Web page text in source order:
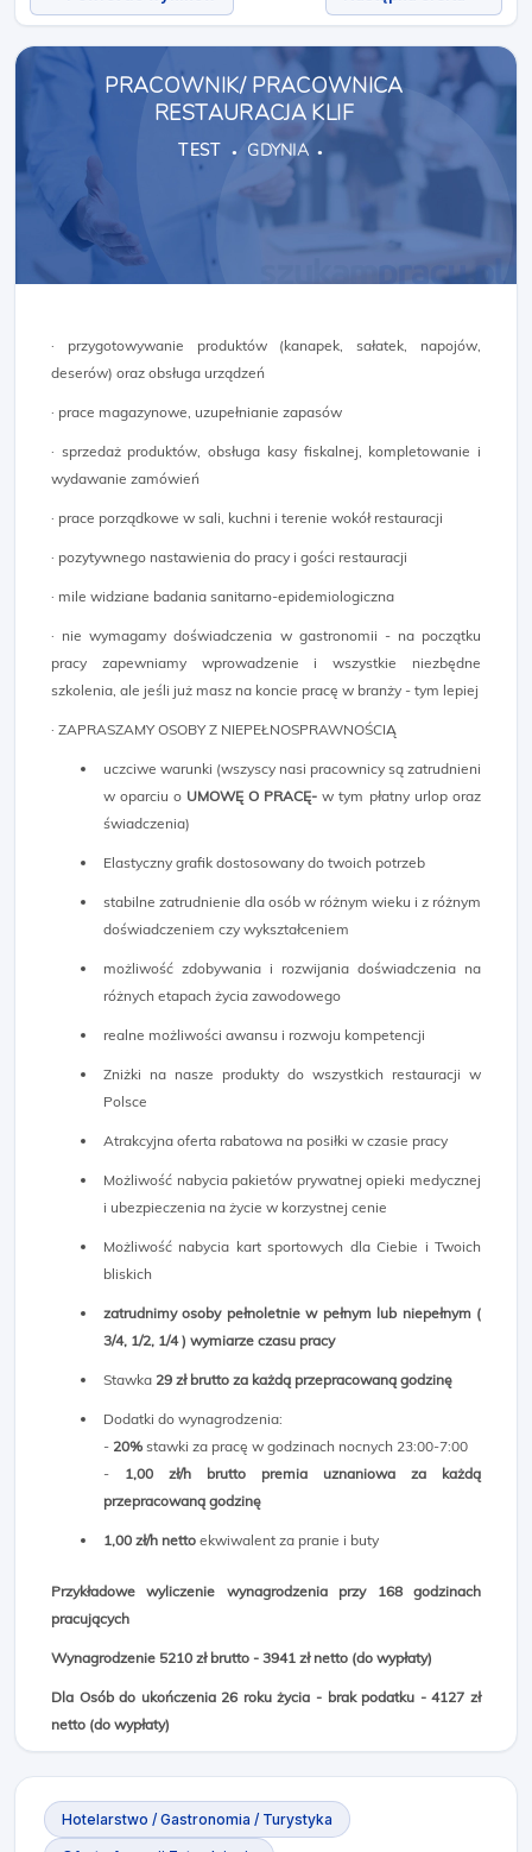
PRACOWNIK/ PRACOWNICA
RESTAURACJA KLIF
TEST GDYNIA
· przygotowywanie produktów (kanapek, sałatek, napojów,
deserów) oraz obsługa urządzeń
· prace magazynowe, uzupełnianie zapasów
· sprzedaż produktów, obsługa kasy fiskalnej, kompletowanie i
wydawanie zamówień
· prace porządkowe w sali, kuchni i terenie wokół restauracji
· pozytywnego nastawienia do pracy i gości restauracji
· mile widziane badania sanitarno-epidemiologiczna
· nie wymagamy doświadczenia w gastronomii - na początku
pracy zapewniamy wprowadzenie i wszystkie niezbędne
szkolenia, ale jeśli już masz na koncie pracę w branży - tym lepiej
· ZAPRASZAMY OSOBY Z NIEPEŁNOSPRAWNOŚCIĄ
uczciwe warunki (wszyscy nasi pracownicy są zatrudnieni
w oparciu o UMOWĘ O PRACĘ- w tym płatny urlop oraz
świadczenia)
Elastyczny grafik dostosowany do twoich potrzeb
stabilne zatrudnienie dla osób w różnym wieku i z różnym
doświadczeniem czy wykształceniem
możliwość zdobywania i rozwijania doświadczenia na
różnych etapach życia zawodowego
realne możliwości awansu i rozwoju kompetencji
Zniżki na nasze produkty do wszystkich restauracji w
Polsce
Atrakcyjna oferta rabatowa na posiłki w czasie pracy
Możliwość nabycia pakietów prywatnej opieki medycznej
i ubezpieczenia na życie w korzystnej cenie
Możliwość nabycia kart sportowych dla Ciebie i Twoich
bliskich
zatrudnimy osoby pełnoletnie w pełnym lub niepełnym (
3/4, 1/2, 1/4 ) wymiarze czasu pracy
Stawka 29 zł brutto za każdą przepracowaną godzinę
Dodatki do wynagrodzenia:
- 20% stawki za pracę w godzinach nocnych 23:00-7:00
- 1,00 zł/h brutto premia uznaniowa za każdą
przepracowaną godzinę
1,00 zł/h netto ekwiwalent za pranie i buty
Przykładowe wyliczenie wynagrodzenia przy 168 godzinach
pracujących
Wynagrodzenie 5210 zł brutto - 3941 zł netto (do wypłaty)
Dla Osób do ukończenia 26 roku życia - brak podatku - 4127 zł
netto (do wypłaty)
Hotelarstwo / Gastronomia / Turystyka